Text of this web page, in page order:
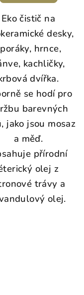
Eko čistič na
desky,
hrnce,
kachličky,
dvířka.
se hodí pro
barevných
jako jsou mosaz
a měď.
přírodní
olej z
trávy a
olej.